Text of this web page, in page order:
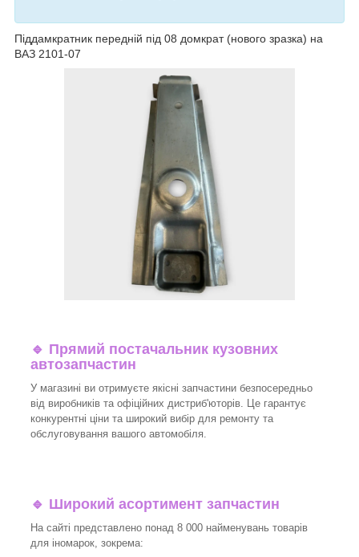
Піддамкратник передній під 08 домкрат (нового зразка) на
ВАЗ 2101-07
🔹 Прямий постачальник кузовних
автозапчастин
У магазині ви отримуєте якісні запчастини безпосередньо
від виробників та офіційних дистриб'юторів. Це гарантує
конкурентні ціни та широкий вибір для ремонту та
обслуговування вашого автомобіля.
🔹 Широкий асортимент запчастин
На сайті представлено понад 8 000 найменувань товарів
для іномарок, зокрема: